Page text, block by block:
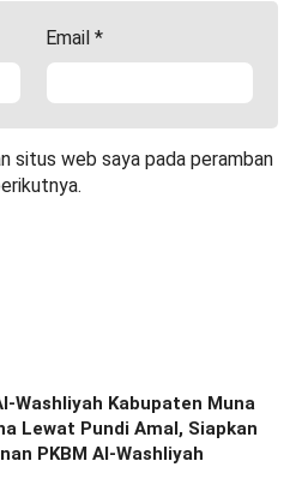
Email *
situs web saya pada peramban
Washliyah Kabupaten Muna
Lewat Pundi Amal, Siapkan
PKBM Al-Washliyah